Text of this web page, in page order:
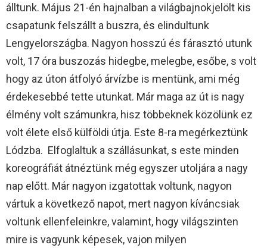
álltunk. Május 21-én hajnalban a világbajnokjelölt kis
csapatunk felszállt a buszra, és elindultunk
Lengyelországba. Nagyon hosszú és fárasztó utunk
volt, 17 óra buszozás hidegbe, melegbe, esőbe, s volt
hogy az úton átfolyó árvízbe is mentünk, ami még
érdekesebbé tette utunkat. Már maga az út is nagy
élmény volt számunkra, hisz többeknek közölünk ez
volt élete első külföldi útja. Este 8-ra megérkeztünk
Lódzba. Elfoglaltuk a szállásunkat, s este minden
koreográfiát átnéztünk még egyszer utoljára a nagy
nap előtt. Már nagyon izgatottak voltunk, nagyon
vártuk a következő napot, mert nagyon kíváncsiak
voltunk ellenfeleinkre, valamint, hogy világszinten
mire is vagyunk képesek, vajon milyen